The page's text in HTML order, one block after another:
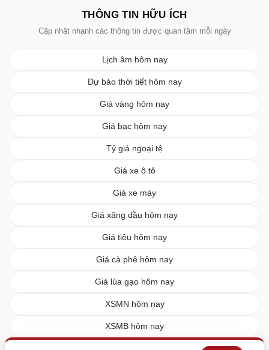
THÔNG TIN HỮU ÍCH
Cập nhật nhanh các thông tin được quan tâm mỗi ngày
Lịch âm hôm nay
Dự báo thời tiết hôm nay
Giá vàng hôm nay
Giá bạc hôm nay
Tỷ giá ngoại tệ
Giá xe ô tô
Giá xe máy
Giá xăng dầu hôm nay
Giá tiêu hôm nay
Giá cà phê hôm nay
Giá lúa gạo hôm nay
XSMN hôm nay
XSMB hôm nay